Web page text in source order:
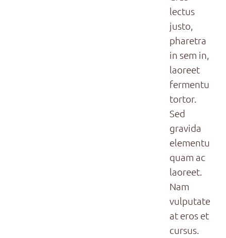
lectus
justo,
pharetra
in sem in,
laoreet
fermentum
tortor.
Sed
gravida
elementum
quam ac
laoreet.
Nam
vulputate
at eros et
cursus.